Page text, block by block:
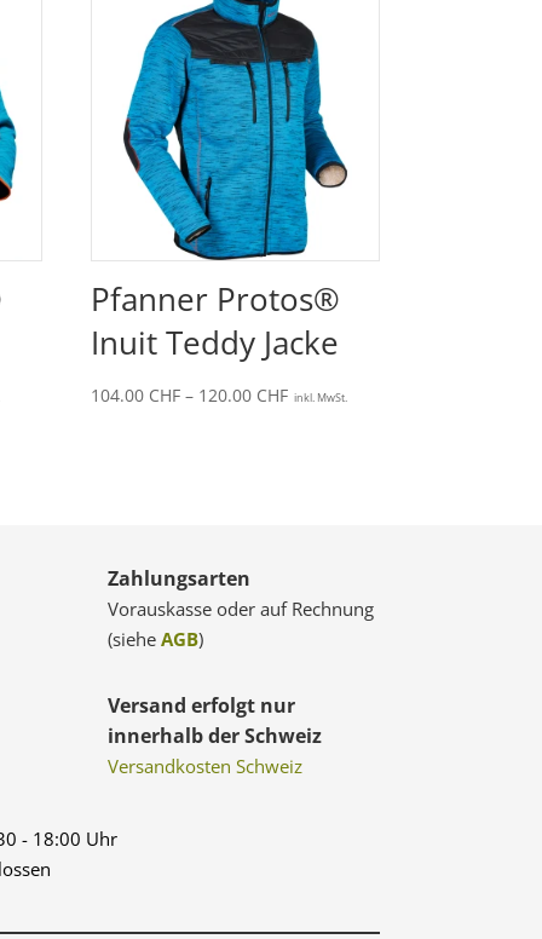
Pfanner Protos®
Inuit Teddy Jacke
104.00 CHF – 120.00 CHFPreisspanne:
inkl. MwSt.
Zahlungsarten
Vorauskasse oder auf Rechnung
(sieheAGB)
Versand erfolgt nur
innerhalb der Schweiz
Versandkosten Schweiz
- 18:00 Uhr